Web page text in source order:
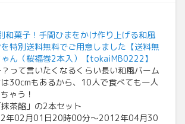
和菓子！手間ひまをかけ作り上げる和風
特別送料無料でご用意しました【送料無
ん（桜福巻2本入）【tokaiMB0222】
って言いたくなるくらい長い和風バーム
30cmもあるから、10人で食べても一人
ゃう！
抹茶餡」の2本セット
年02月01日20時00分〜2012年04月30